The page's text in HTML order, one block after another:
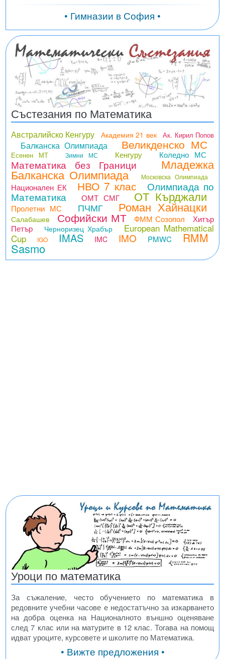
• Гимназии в София •
Състезания по Математика
Австралийско Кенгуру Академия 21 век Ак. Кирил Попов
Балканска Олимпиада Великденско МС
Есенен МТ Зимни МС Кенгуру Коледно МС
Математика без Граници Младежка
Балканска Олимпиада Московска Олимпиада
Национален ЕК НВО 7 клас Олимпиада по
Математика ОМТ СМГ ОТ Кърджали
Пролетни МС ПЧМГ Роман Хайнацки
Салабашев Софийски МТ ФММ Созопол
Хитър
Петър
Черноризец Храбър
European Mathematical
Cup
IGO IMAS IMC IMO PMWC RMM
Sasmo
Уроци по математика
За съжаление, често обучението по математика в
редовните учебни часове е недостатъчно за изкарването
на добра оценка на Националното външно оценяване
след 7 клас или на матурите в 12 клас. Тогава на помощ
идват уроците, курсовете и школите по Математика.
• Вижте предложения •